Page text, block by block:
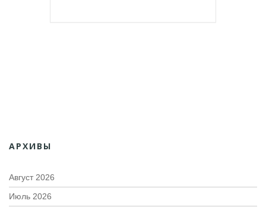
АРХИВЫ
Август 2026
Июль 2026